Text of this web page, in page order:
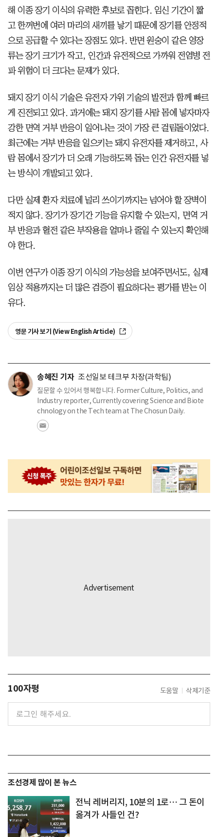
해 이종 장기 이식의 유력한 후보로 꼽힌다. 임신 기간이 짧
고 한꺼번에 여러 마리의 새끼를 낳기 때문에 장기를 안정적
으로 공급할 수 있다는 장점도 있다. 반면 원숭이 같은 영장
류는 장기 크기가 작고, 인간과 유전적으로 가까워 전염병 전
파 위험이 더 크다는 문제가 있다.
돼지 장기 이식 기술은 유전자 가위 기술의 발전과 함께 빠르
게 진전되고 있다. 과거에는 돼지 장기를 사람 몸에 넣자마자
강한 면역 거부 반응이 일어나는 것이 가장 큰 걸림돌이었다.
최근에는 거부 반응을 일으키는 돼지 유전자를 제거하고, 사
람 몸에서 장기가 더 오래 기능하도록 돕는 인간 유전자를 넣
는 방식이 개발되고 있다.
다만 실제 환자 치료에 널리 쓰이기까지는 넘어야 할 장벽이
적지 않다. 장기가 장기간 기능을 유지할 수 있는지, 면역 거
부 반응과 혈전 같은 부작용을 얼마나 줄일 수 있는지 확인해
야 한다.
이번 연구가 이종 장기 이식의 가능성을 보여주면서도, 실제
임상 적용까지는 더 많은 검증이 필요하다는 평가를 받는 이
유다.
영문 기사 보기 (View English Article)
송혜진 기자 조선일보 테크부 차장(과학팀)
질문할 수 있어서 행복합니다. Former Culture, Politics, and
Industry reporter, Currently covering Science and Biote
chnology on the Tech team at The Chosun Daily.
100자평 도움말 삭제기준
조선경제 많이 본 뉴스
전닉 레버리지, 10분의 1로… 그 돈이
옮겨가 사들인 건?